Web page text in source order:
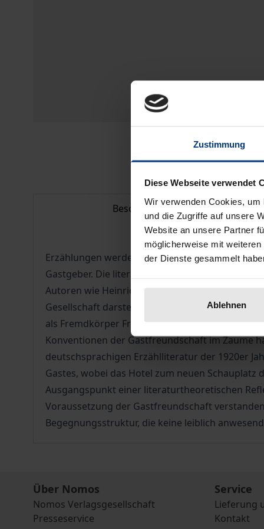
Zustimmung
Diese Webseite verwendet
Wir verwenden Cookies,
und die Zugriffe auf unsere
Website an unsere Partner
möglicherweise mit
der Dienste gesammelt
Ablehnen
Beschreibung
Erzählungen werden nicht nur im Rahmen von
Gastgeber. Die literarische Darstellung des
Autoren wie Heinrich von Kleist, E.T.A.
Gesellschaft darstellt noch vollends außerhalb
als Fremdkörper Fragen nach dem eigenen
Konventionen der Gastfreundschaft im Zaume
deutschsprachigen Erzählliteratur der 1920er
Gastes, wobei das Hotel zum neuen
Ausgangspunkt einer literaturtheoretischen
Voraussetzung der Gastfreundschaft
Begegnungsstruktur, die keine leiblich
Über Nomos
Nomos Verlagsgesellschaft
Presseservice
Service
Lieferung
Kontakt